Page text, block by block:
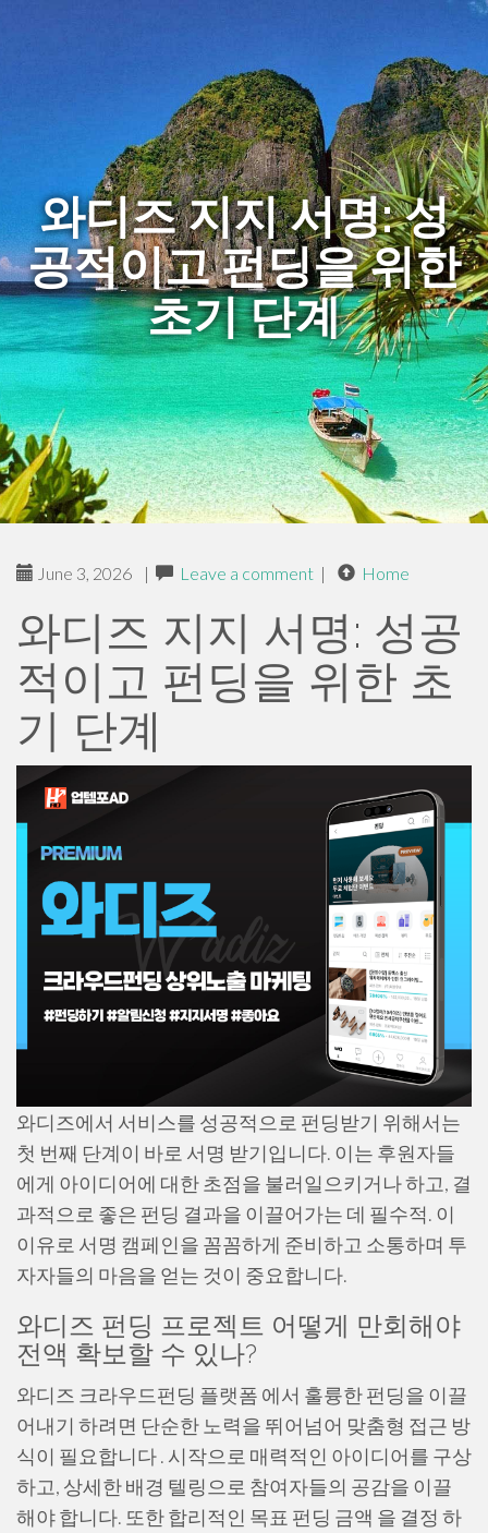
와디즈 지지 서명: 성
공적이고 펀딩을 위한
초기 단계
June 3, 2026 | Leave a comment | Home
와디즈 지지 서명: 성공
적이고 펀딩을 위한 초
기 단계
와디즈에서 서비스를 성공적으로 펀딩받기 위해서는
첫 번째 단계이 바로 서명 받기입니다. 이는 후원자들
에게 아이디어에 대한 초점을 불러일으키거나 하고, 결
과적으로 좋은 펀딩 결과을 이끌어가는 데 필수적. 이
이유로 서명 캠페인을 꼼꼼하게 준비하고 소통하며 투
자자들의 마음을 얻는 것이 중요합니다.
와디즈 펀딩 프로젝트 어떻게 만회해야
전액 확보할 수 있나?
와디즈 크라우드펀딩 플랫폼 에서 훌륭한 펀딩을 이끌
어내기 하려면 단순한 노력을 뛰어넘어 맞춤형 접근 방
식이 필요합니다 . 시작으로 매력적인 아이디어를 구상
하고, 상세한 배경 텔링으로 참여자들의 공감을 이끌
해야 합니다. 또한 합리적인 목표 펀딩 금액 을 결정 하